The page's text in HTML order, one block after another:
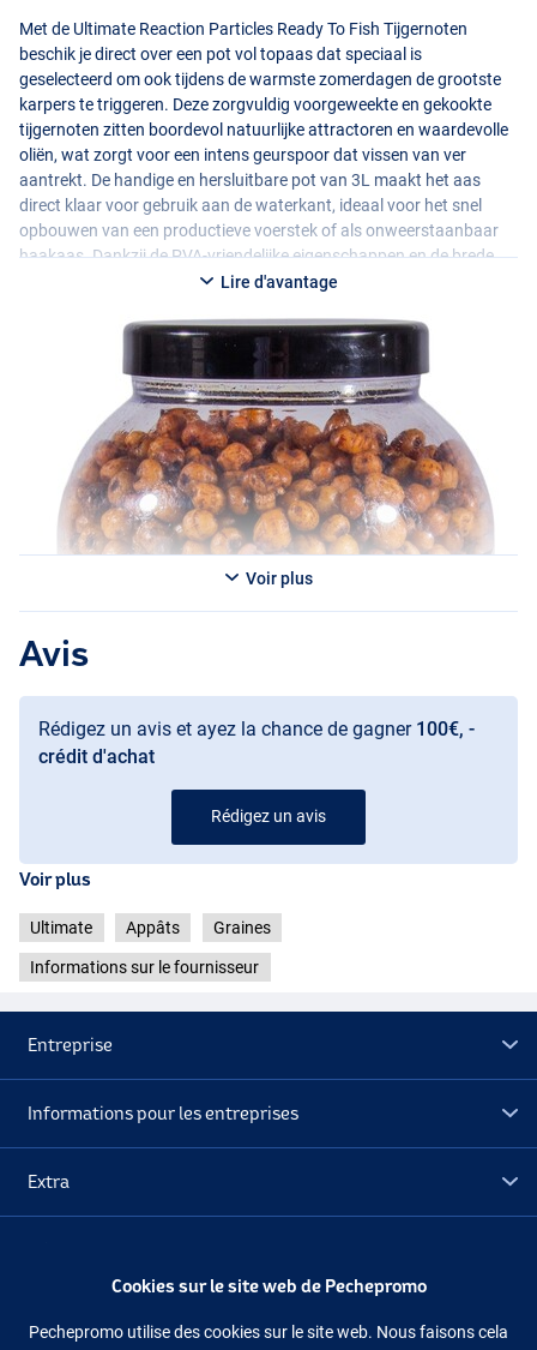
Met de Ultimate Reaction Particles Ready To Fish Tijgernoten
beschik je direct over een pot vol topaas dat speciaal is
geselecteerd om ook tijdens de warmste zomerdagen de grootste
karpers te triggeren. Deze zorgvuldig voorgeweekte en gekookte
tijgernoten zitten boordevol natuurlijke attractoren en waardevolle
oliën, wat zorgt voor een intens geurspoor dat vissen van ver
aantrekt. De handige en hersluitbare pot van 3L maakt het aas
direct klaar voor gebruik aan de waterkant, ideaal voor het snel
opbouwen van een productieve voerstek of als onweerstaanbaar
haakaas. Dankzij dePVA-vriendelijke eigenschappen en de brede
inzetbaarheid in combinatie met spods, voerboten of grondvoer
uitrusting in huis!
Lire d'avantage
Voir plus
Avis
Rédigez un avis et ayez la chance de gagner 100€, -
crédit d'achat
Rédigez un avis
Voir plus
Ultimate Appâts Graines
Informations sur le fournisseur
Entreprise
Informations pour les entreprises
Extra
Suivez-nous Facebook Instagram
Cookies sur le site web de Pechepromo
Pechepromo utilise des cookies sur le site web. Nous faisons cela